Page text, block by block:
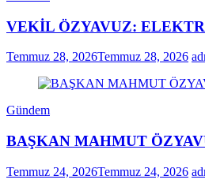
VEKİL ÖZYAVUZ:
Temmuz 28, 2026Temmuz 28, 2026
Gündem
BAŞKAN MAHMUT
Temmuz 24, 2026Temmuz 24, 2026